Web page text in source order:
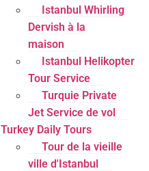
Istanbul Whirling
Dervish à la
maison
Istanbul Helikopter
Tour Service
Turquie Private
Jet Service de vol
Turkey Daily Tours
Tour de la vieille
ville d'Istanbul